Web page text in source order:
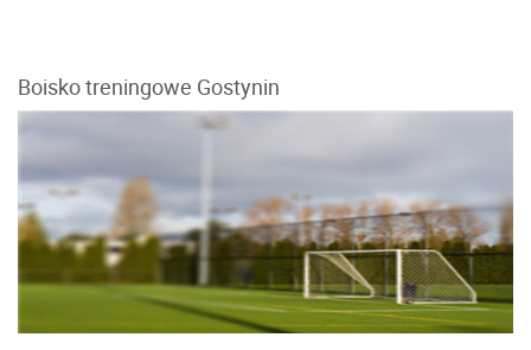
Boisko treningowe Gostynin